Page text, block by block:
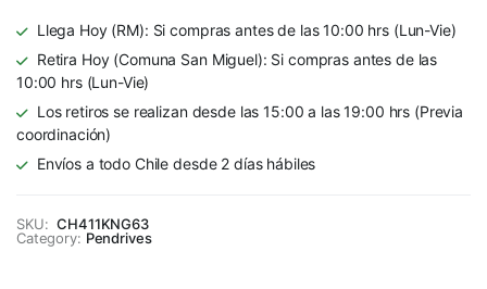
Llega Hoy (RM): Si compras antes de las 10:00 hrs (Lun-Vie)
Retira Hoy (Comuna San Miguel): Si compras antes de las
10:00 hrs (Lun-Vie)
Los retiros se realizan desde las 15:00 a las 19:00 hrs (Previa
coordinación)
Envíos a todo Chile desde 2 días hábiles
SKU: CH411KNG63
Category: Pendrives